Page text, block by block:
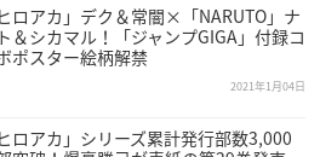
/通販でグッズ予約も受付開始!
p4H7aryuQr
pic.t
／ヒロアカ アニメ公式 (@heroa
ヒロアカ」デク＆常闇×「NARUTO」ナ
＆シカマル！「ジャンプGIGA」付録コ
ポスター絵柄解禁
2021年1月04日
ヒロアカ」シリーズ累計発行部数3,000